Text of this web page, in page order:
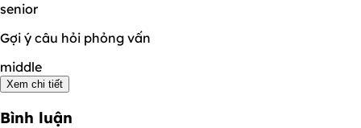
senior
Gợi ý câu hỏi phỏng vấn
middle
Xem chi tiết
Bình luận